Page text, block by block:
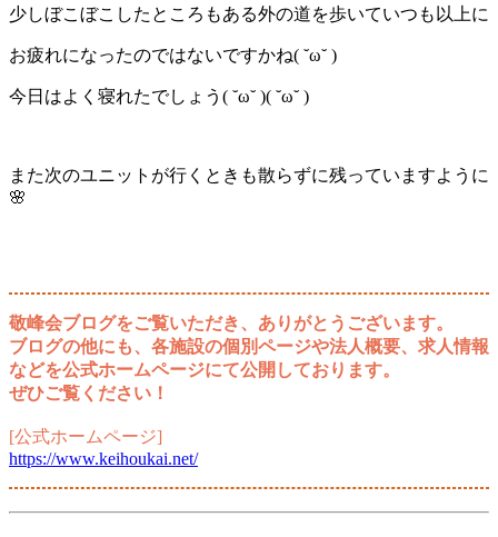
少しぼこぼこしたところもある外の道を歩いていつも以上に
お疲れになったのではないですかね( ˘ω˘ )
今日はよく寝れたでしょう( ˘ω˘ )( ˘ω˘ )
また次のユニットが行くときも散らずに残っていますように
🌸
敬峰会ブログをご覧いただき、ありがとうございます。
ブログの他にも、各施設の個別ページや法人概要、求人情報
などを公式ホームページにて公開しております。
ぜひご覧ください！
[公式ホームページ]
https://www.keihoukai.net/